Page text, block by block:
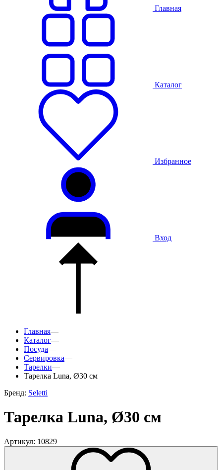
Главная
Каталог
Избранное
Вход
Главная—
Каталог—
Посуда—
Сервировка—
Тарелки—
Тарелка Luna, Ø30 см
Бренд: Seletti
Тарелка Luna, Ø30 см
Артикул: 10829